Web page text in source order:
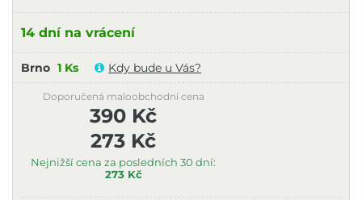
14 dní na vrácení
Brno 1 Ks Kdy bude u Vás?
273 Kč
Nejnižší cena za posledních 30 dní:
273 Kč
Doporučená maloobchodní cena
390 Kč